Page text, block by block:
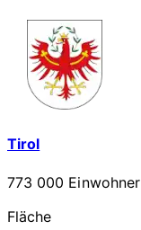
Tirol
773 000 Einwohner
Fläche